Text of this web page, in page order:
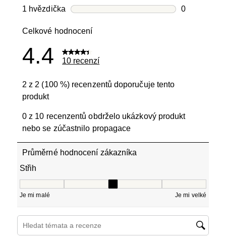
Počet
1 hvězdičkahvězdičky
0
Celkové hodnocení
4.4 10 recenzí
2 z 2 (100 %) recenzentů doporučuje tento
produkt
0 z 10 recenzentů obdrželo ukázkový produkt
nebo se zúčastnilo propagace
Průměrné hodnocení zákazníka
Střih
Je mi malé Je mi velké
Hledání témat a recenzí – oblast vyhledávání